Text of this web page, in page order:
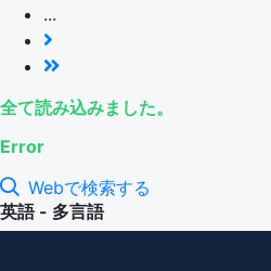
...
全て読み込みました。
Error
Webで検索する
英語 - 多言語